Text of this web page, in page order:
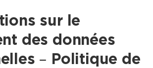
sur le
des données
– Politique de